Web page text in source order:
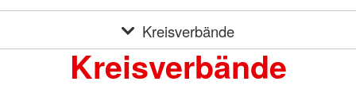
Kreisverbände
Kreisverbände